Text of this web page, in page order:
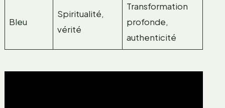
Bleu
Spiritualité,
vérité
Transformation
profonde,
authenticité